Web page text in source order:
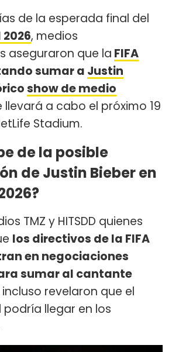
de la esperada final del
, medios
aseguraron que la FIFA
sumar a Justin
show de medio
llevará a cabo el próximo 19
Stadium.
de la posible
de Justin Bieber en
TMZ y HITSDD quienes
los directivos de la FIFA
en negociaciones
sumar al cantante
incluso revelaron que el
llegar en los